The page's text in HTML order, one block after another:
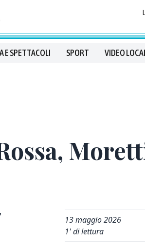
E SPETTACOLI SPORT VIDEO
13 maggio 2026
1' di lettura